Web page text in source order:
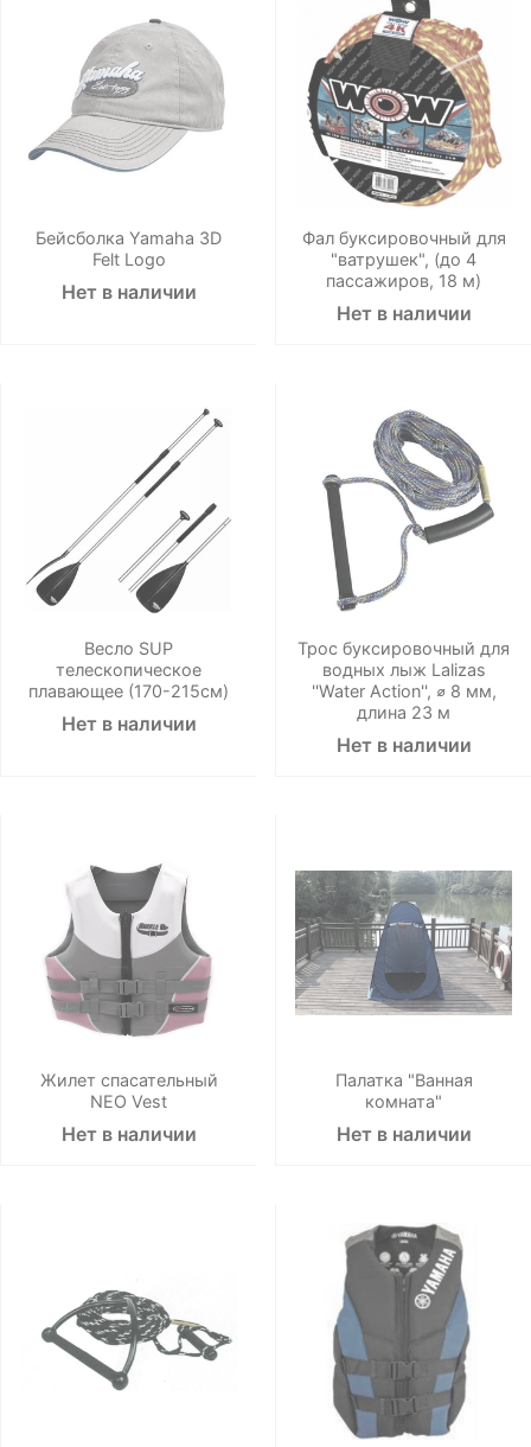
Бейсболка Yamaha 3D
Felt Logo
Нет в наличии
Фал буксировочный для
"ватрушек", (до 4
пассажиров, 18 м)
Нет в наличии
Весло SUP
телескопическое
плавающее (170-215см)
Нет в наличии
Трос буксировочный для
водных лыж Lalizas
''Water Action'', ⌀ 8 мм,
длина 23 м
Нет в наличии
Жилет спасательный
NEO Vest
Нет в наличии
Палатка "Ванная
комната"
Нет в наличии